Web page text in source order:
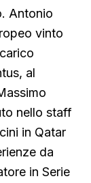
Antonio
vinto
al
nello staff
in Qatar
da
in Serie